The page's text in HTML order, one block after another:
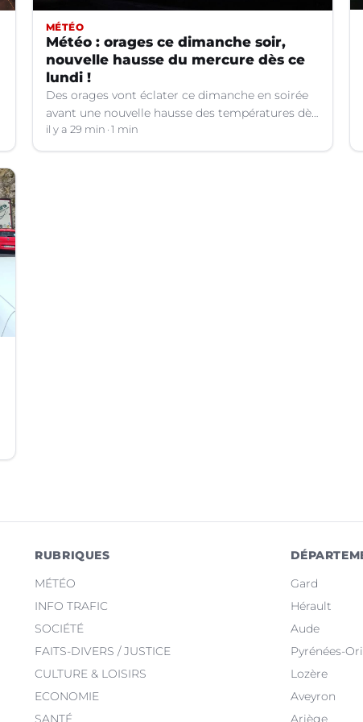
MÉTÉO
Météo : orages ce dimanche soir,
nouvelle hausse du mercure dès ce
lundi !
Des orages vont éclater ce dimanche en soirée
avant une nouvelle hausse des températures dès
ce lundi.
il y a 29 min 1 min
RUBRIQUES
MÉTÉO
INFO TRAFIC
SOCIÉTÉ
FAITS-DIVERS / JUSTICE
CULTURE & LOISIRS
ECONOMIE
SANTÉ
Gard
Hérault
Aude
Pyrénées-
Lozère
Aveyron
Ariège